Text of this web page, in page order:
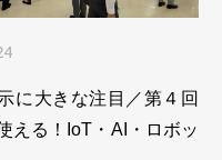
ルロボット
に大きな注目／第４回
える！IoT・AI・ロボッ